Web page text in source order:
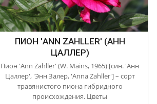
ПИОН 'ANN ZAHLLER' (АНН
ЦАЛЛЕР)
Пион 'Ann Zahller' (W. Mains, 1965) [син. 'Анн
Цаллер', 'Энн Залер, 'Anna Zahller'] – сорт
травянистого пиона гибридного
происхождения. Цветы